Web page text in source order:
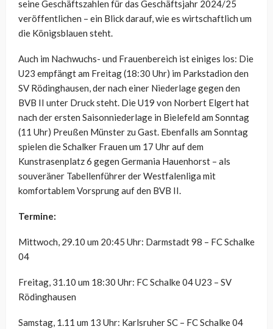
seine Geschäftszahlen für das Geschäftsjahr 2024/25
veröffentlichen – ein Blick darauf, wie es wirtschaftlich um
die Königsblauen steht.
Auch im Nachwuchs- und Frauenbereich ist einiges los: Die
U23 empfängt am Freitag (18:30 Uhr) im Parkstadion den
SV Rödinghausen, der nach einer Niederlage gegen den
BVB II unter Druck steht. Die U19 von Norbert Elgert hat
nach der ersten Saisonniederlage in Bielefeld am Sonntag
(11 Uhr) Preußen Münster zu Gast. Ebenfalls am Sonntag
spielen die Schalker Frauen um 17 Uhr auf dem
Kunstrasenplatz 6 gegen Germania Hauenhorst – als
souveräner Tabellenführer der Westfalenliga mit
komfortablem Vorsprung auf den BVB II.
Termine:
Mittwoch, 29.10 um 20:45 Uhr: Darmstadt 98 – FC Schalke
04
Freitag, 31.10 um 18:30 Uhr: FC Schalke 04 U23 – SV
Rödinghausen
Samstag, 1.11 um 13 Uhr: Karlsruher SC – FC Schalke 04